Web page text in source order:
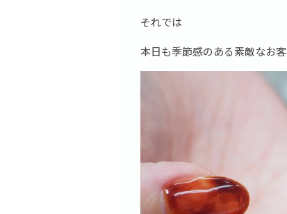
それでは
本日も季節感のある素敵なお